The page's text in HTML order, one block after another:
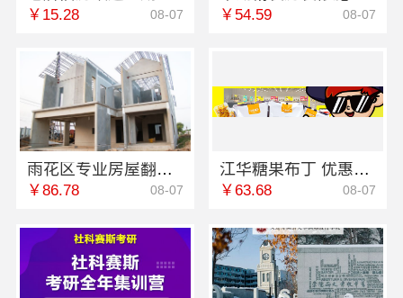
￥15.28 08-07 ￥54.59 08-07
雨花区专业房屋翻新透明化施工湖南创益讯建筑有限公司
￥86.78 08-07
江华糖果布丁 优惠起卖价格不等
￥63.68 08-07